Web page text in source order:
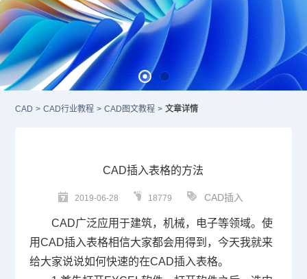
CAD > CAD行业教程 > CAD图文教程 > 文章详情
CAD插入表格的方法
2019-06-28 18779 CAD插入
CAD广泛应用于建筑，机械，电子等领域。使
用CAD插入表格相信大家都会用得到，今天我就来
给大家说说如何快速的在CAD插入表格。